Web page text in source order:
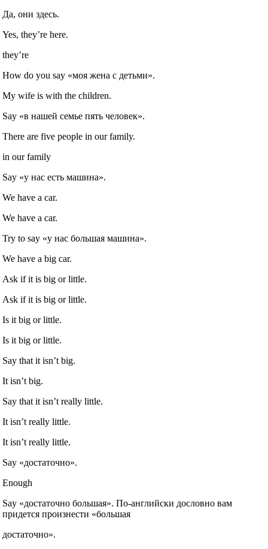
Да, они здесь.
Yes, they’re here.
they’re
How do you say «моя жена с детьми».
My wife is with the children.
Say «в нашей семье пять человек».
There are five people in our family.
in our family
Say «у нас есть машина».
We have a car.
We have a car.
Try to say «у нас большая машина».
We have a big car.
Ask if it is big or little.
Ask if it is big or little.
Is it big or little.
Is it big or little.
Say that it isn’t big.
It isn’t big.
Say that it isn’t really little.
It isn’t really little.
It isn’t really little.
Say «достаточно».
Enough
Say «достаточно большая». По‐английски дословно вам
придется произнести «большая
достаточно».